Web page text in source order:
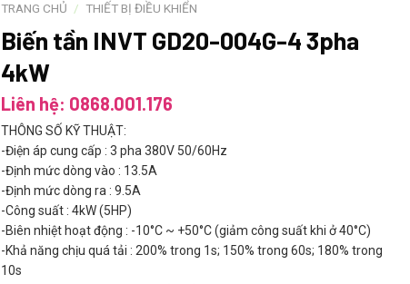
TRANG CHỦ / THIẾT BỊ ĐIỀU KHIỂN
Biến tần INVT GD20-004G-4 3pha
4kW
Liên hệ: 0868.001.176
THÔNG SỐ KỸ THUẬT:
-Điện áp cung cấp : 3 pha 380V 50/60Hz
-Định mức dòng vào : 13.5A
-Định mức dòng ra : 9.5A
-Công suất : 4kW (5HP)
-Biên nhiệt hoạt động : -10°C ~ +50°C (giảm công suất khi ở 40°C)
-Khả năng chịu quá tải : 200% trong 1s; 150% trong 60s; 180% trong
10s